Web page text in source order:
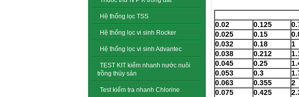
Hệ thống lọc TSS
Hệ thống lọc vi sinh Rocker
Hệ thống lọc vi sinh Advantec
TEST KIT kiểm nhanh nước nuôi
trồng thủy sản
Test kiểm tra nhanh Chlorine
0.02
0.125
0.025
0.15
0.032
0.18 1
0.038
0.212
0.045
0.25
0.053
0.3
0.063
0.355 2
0.075
0.425